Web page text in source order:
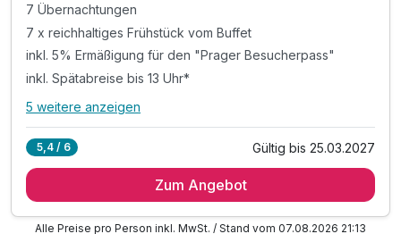
7 Übernachtungen
7 x reichhaltiges Frühstück vom Buffet
inkl. 5% Ermäßigung für den "Prager Besucherpass"
inkl. Spätabreise bis 13 Uhr*
Alle Inklusivleistungen
7 x reichhaltiges Frühstück vom Buffet
5 weitere anzeigen
5,4 / 6 Gültig bis 25.03.2027
Zum Angebot
Alle Preise pro Person inkl. MwSt. / Stand vom 07.08.2026 21:13